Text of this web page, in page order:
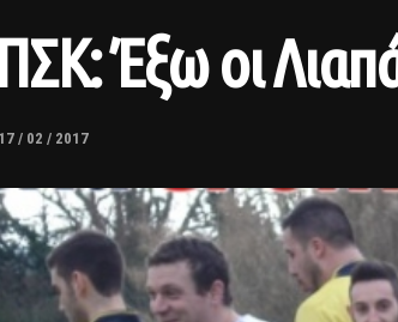
Έξω οι
/ 02 / 2017